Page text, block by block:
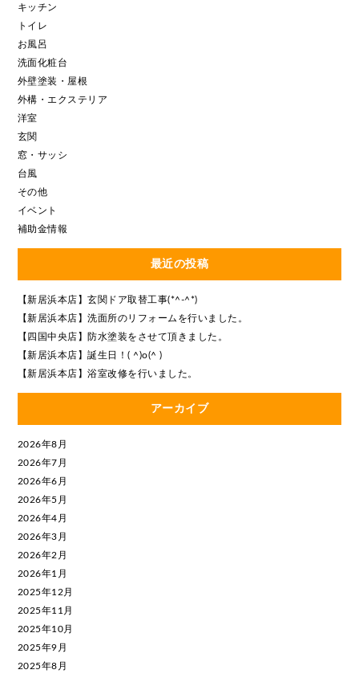
キッチン
トイレ
お風呂
洗面化粧台
外壁塗装・屋根
外構・エクステリア
洋室
玄関
窓・サッシ
台風
その他
イベント
補助金情報
最近の投稿
【新居浜本店】玄関ドア取替工事(*^-^*)
【新居浜本店】洗面所のリフォームを行いました。
【四国中央店】防水塗装をさせて頂きました。
【新居浜本店】誕生日！( ^)o(^ )
【新居浜本店】浴室改修を行いました。
アーカイブ
2026年8月
2026年7月
2026年6月
2026年5月
2026年4月
2026年3月
2026年2月
2026年1月
2025年12月
2025年11月
2025年10月
2025年9月
2025年8月